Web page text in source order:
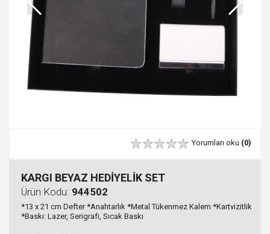
Yorumları oku (0)
KARGI BEYAZ HEDİYELİK SET
Ürün Kodu: 944502
*13 x 21 cm Defter *Anahtarlık *Metal Tükenmez Kalem *Kartvizitlik
*Baskı: Lazer, Serigrafi, Sıcak Baskı